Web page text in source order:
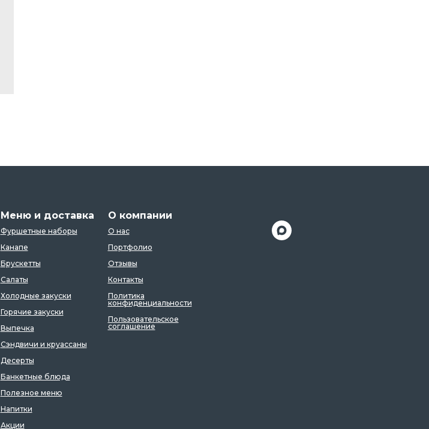
Меню и доставка
Фуршетные наборы
Канапе
Брускетты
Салаты
Холодные закуски
Горячие закуски
Выпечка
Сэндвичи и круассаны
Десерты
Банкетные блюда
Полезное меню
Напитки
Акции
О компании
О нас
Портфолио
Отзывы
Контакты
Политика
конфиденциальности
Пользовательское
соглашение